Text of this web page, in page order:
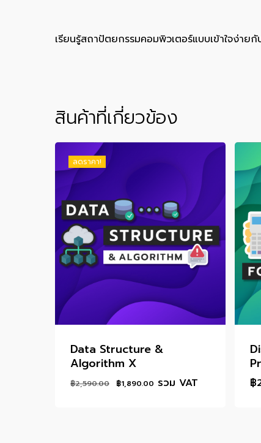
เรียนรู้สถาปัตยกรรมคอมพิวเตอร์แบบเข้าใจง่าย
สินค้าที่เกี่ยวข้อง
ลดราคา!
Data Structure &
Algorithm X
฿2,590.00
Original
฿1,890.00 Current
รวม VAT ฿